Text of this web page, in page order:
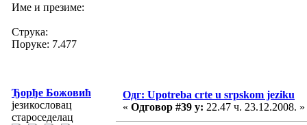
Име и презиме:
Струка:
Поруке: 7.477
Ђорђе Божовић
језикословац
староседелац
Одг: Upotreba crte u srpskom jeziku
« Одговор #39 у: 22.47 ч. 23.12.2008. »